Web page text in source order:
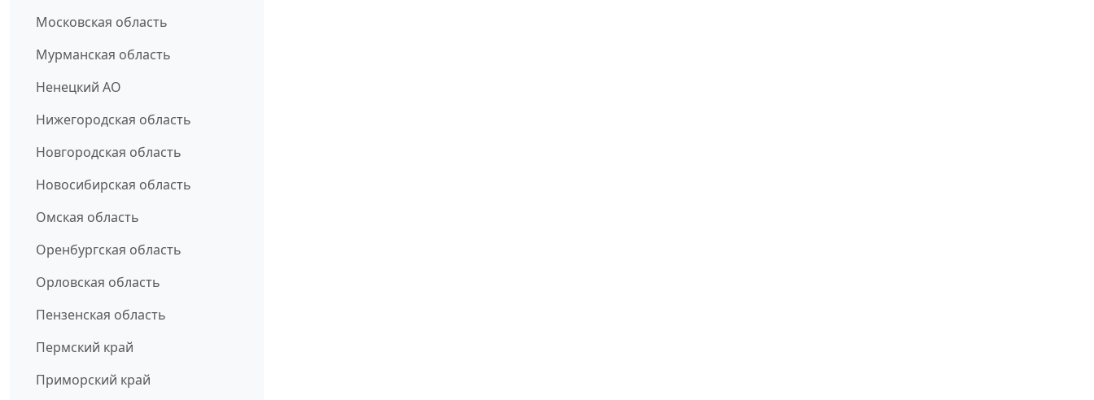
Московская область
Мурманская область
Ненецкий АО
Нижегородская область
Новгородская область
Новосибирская область
Омская область
Оренбургская область
Орловская область
Пензенская область
Пермский край
Приморский край